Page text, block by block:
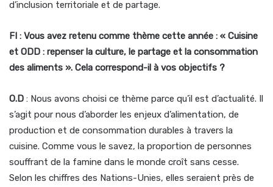
d’inclusion territoriale et de partage.
FI : Vous avez retenu comme thème cette année : « Cuisine
et ODD : repenser la culture, le partage et la consommation
des aliments ». Cela correspond-il à vos objectifs ?
O.D : Nous avons choisi ce thème parce qu’il est d’actualité. Il
s’agit pour nous d’aborder les enjeux d’alimentation, de
production et de consommation durables à travers la
cuisine. Comme vous le savez, la proportion de personnes
souffrant de la famine dans le monde croît sans cesse.
Selon les chiffres des Nations-Unies, elles seraient près de